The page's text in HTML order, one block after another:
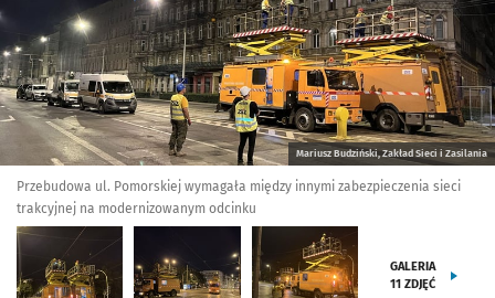
Mariusz Budziński, Zakład Sieci i Zasilania
Przebudowa ul. Pomorskiej wymagała między innymi zabezpieczenia sieci
trakcyjnej na modernizowanym odcinku
GALERIA
11 ZDJĘĆ